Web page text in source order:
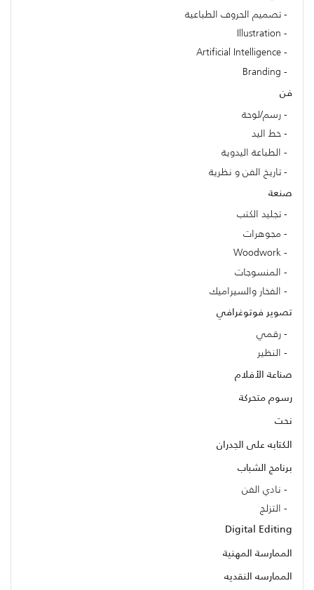
تصميم الحروف الطباعية
Illustration
Artificial Intelligence
Branding
فن
رسم/لوحة
خط اليد
الطباعة اليدوية
تاريخ الفن و نظرية
صنعة
تجليد الكتب
مجوهرات
Woodwork
المنسوجات
الفخار والسيراميك
تصوير فوتوغرافي
رقمي
النظير
صناعة الأفلام
رسوم متحركة
نحت
الكتابه على الجدران
برنامج الشباب
نادي الفن
التزلج
Digital Editing
الممارسة المهنية
الممارسه النقديه